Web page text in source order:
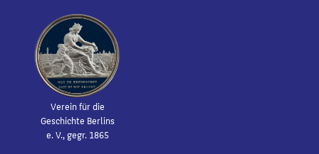
Verein für die
Geschichte Berlins
e. V., gegr. 1865